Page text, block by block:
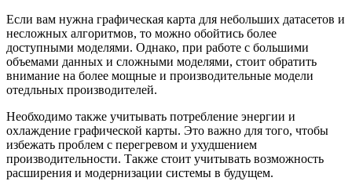
Если вам нужна графическая карта для небольших датасетов и
несложных алгоритмов, то можно обойтись более
доступными моделями. Однако, при работе с большими
объемами данных и сложными моделями, стоит обратить
внимание на более мощные и производительные модели
отедльных производителей.
Необходимо также учитывать потребление энергии и
охлаждение графической карты. Это важно для того, чтобы
избежать проблем с перегревом и ухудшением
производительности. Также стоит учитывать возможность
расширения и модернизации системы в будущем.